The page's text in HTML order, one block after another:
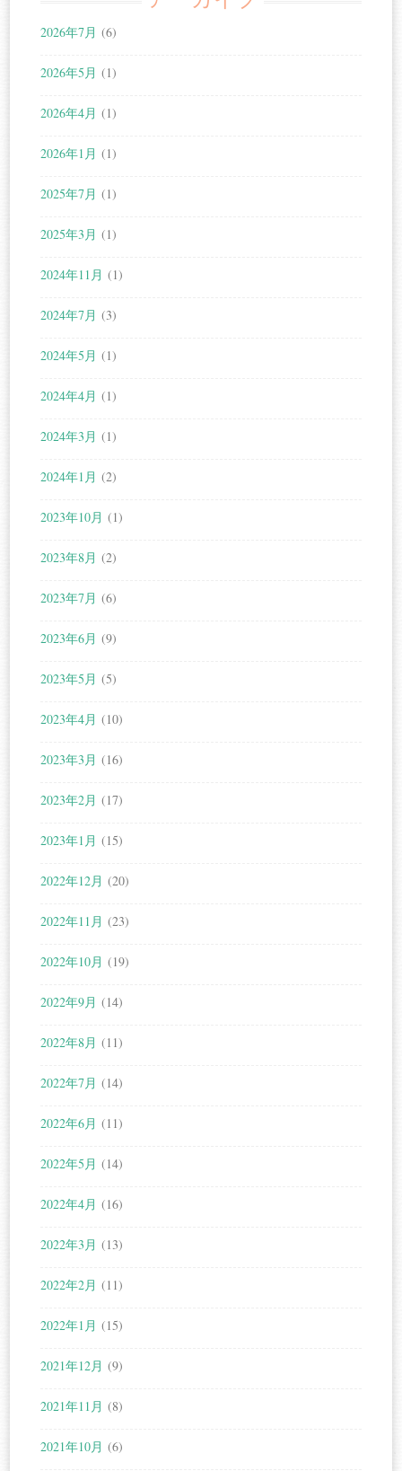
2026年7月 (6)
2026年5月 (1)
2026年4月 (1)
2026年1月 (1)
2025年7月 (1)
2025年3月 (1)
2024年11月 (1)
2024年7月 (3)
2024年5月 (1)
2024年4月 (1)
2024年3月 (1)
2024年1月 (2)
2023年10月 (1)
2023年8月 (2)
2023年7月 (6)
2023年6月 (9)
2023年5月 (5)
2023年4月 (10)
2023年3月 (16)
2023年2月 (17)
2023年1月 (15)
2022年12月 (20)
2022年11月 (23)
2022年10月 (19)
2022年9月 (14)
2022年8月 (11)
2022年7月 (14)
2022年6月 (11)
2022年5月 (14)
2022年4月 (16)
2022年3月 (13)
2022年2月 (11)
2022年1月 (15)
2021年12月 (9)
2021年11月 (8)
2021年10月 (6)